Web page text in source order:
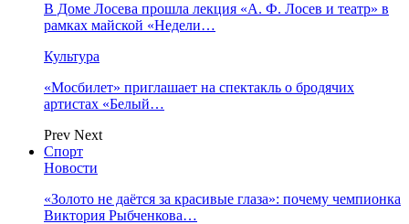
В Доме Лосева прошла лекция «А. Ф. Лосев и театр» в
рамках майской «Недели…
Культура
«Мосбилет» приглашает на спектакль о бродячих
артистах «Белый…
Prev Next
Спорт
Новости
«Золото не даётся за красивые глаза»: почему чемпионка
Виктория Рыбченкова…